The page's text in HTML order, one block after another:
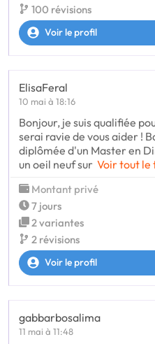
100 révisions
Voir le profil
ElisaFeral
10 mai à 18:16
Bonjour, je suis qualifiée
serai ravie de vous aider !
diplômée d'un Master en
un oeil neuf sur Voir tout le
Montant privé
7 jours
2 variantes
2 révisions
Voir le profil
gabbarbosalima
11 mai à 11:48